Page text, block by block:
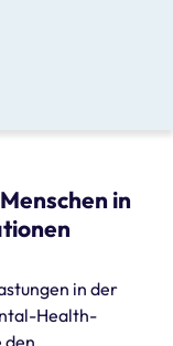
in
in der
Health-
den